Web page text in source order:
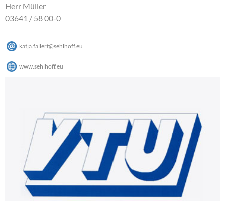
Herr Müller
03641 / 58 00-0
katja.fallert@sehlhoff.eu
www.sehlhoff.eu